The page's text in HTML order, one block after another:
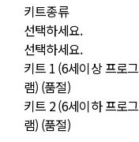
키트종류
선택하세요.
선택하세요.
키트 1 (6세이상 프로그
램) (품절)
키트 2 (6세이하 프로그
램) (품절)